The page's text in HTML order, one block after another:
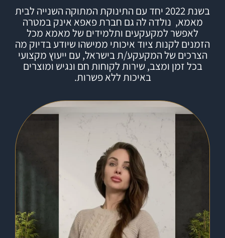
בשנת 2022 יחד עם התינוקת המתוקה השנייה לבית
מאמא, נולדה לה גם חברתפאפא אינקבמטרה
לאפשר למקעקעים ותלמידים של מאמא מכל
הזמנים לקנות ציוד איכותי ממישהו שיודע בדיוק מה
הצרכים של המקעקע/ת בישראל, עם ייעוץ מקצועי
בכל זמן ומצב, שירות לקוחות חם ונגיש ומוצרים
באיכות ללא פשרות.